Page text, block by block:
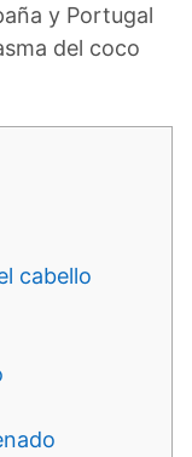
y Portugal
del coco
cabello